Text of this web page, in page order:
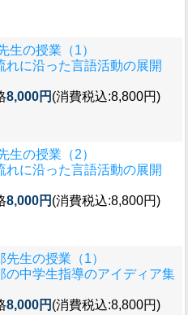
生の授業（1）
れに沿った言語活動の展開
8,000円 (消費税込:8,800円)
生の授業（2）
れに沿った言語活動の展開
8,000円 (消費税込:8,800円)
先生の授業（1）
の中学生指導のアイディア集
8,000円 (消費税込:8,800円)